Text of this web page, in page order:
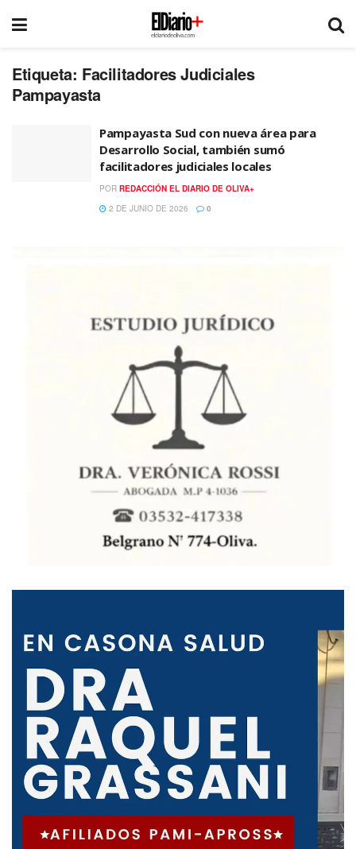
Etiqueta: Facilitadores Judiciales
Pampayasta
Pampayasta Sud con nueva área para
Desarrollo Social, también sumó
facilitadores judiciales locales
POR REDACCIÓN EL DIARIO DE OLIVA+
2 DE JUNIO DE 2026
0